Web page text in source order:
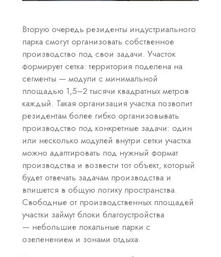
Вторую очередь резиденты индустриального
парка смогут организовать собственное
производство под свои задачи. Участок
формирует сетка: территория поделена на
сегменты — модули с минимальной
площадью 1,5–2 тысячи квадратных метров
каждый. Такая организация участка позволит
резидентам более гибко организовывать
производство под конкретные задачи: один
или несколько модулей внутри сетки участка
можно адаптировать под нужный формат
производства и возвести тот объект, который
будет отвечать задачам производства и
впишется в общую логику пространства.
Свободные от производственных площадей
участки займут блоки благоустройства
— небольшие локальные парки с
озеленением и зонами отдыха.